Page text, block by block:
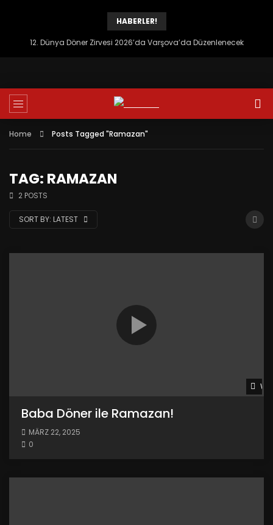
HABERLER!
12. Dünya Döner Zirvesi 2026’da Varşova’da Düzenlenecek
Home Posts Tagged "Ramazan"
TAG: RAMAZAN
2 POSTS
SORT BY: LATEST
Baba Döner ile Ramazan!
MÄRZ 22, 2025
0